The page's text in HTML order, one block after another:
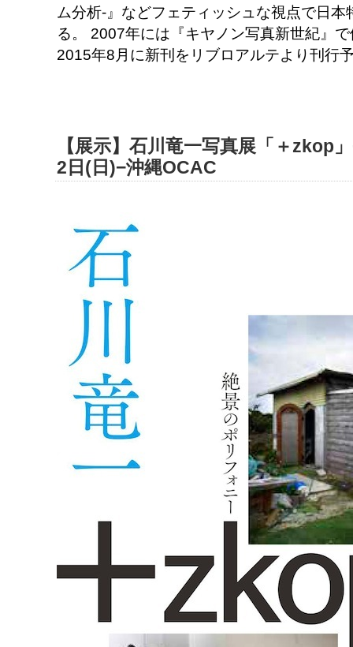
ム分析-』などフェティッシュな視点で日
る。 2007年には『キヤノン写真新世紀』
2015年8月に新刊をリブロアルテより刊行
【展示】石川竜一写真展「＋zkop
2日(日)−沖縄OCAC